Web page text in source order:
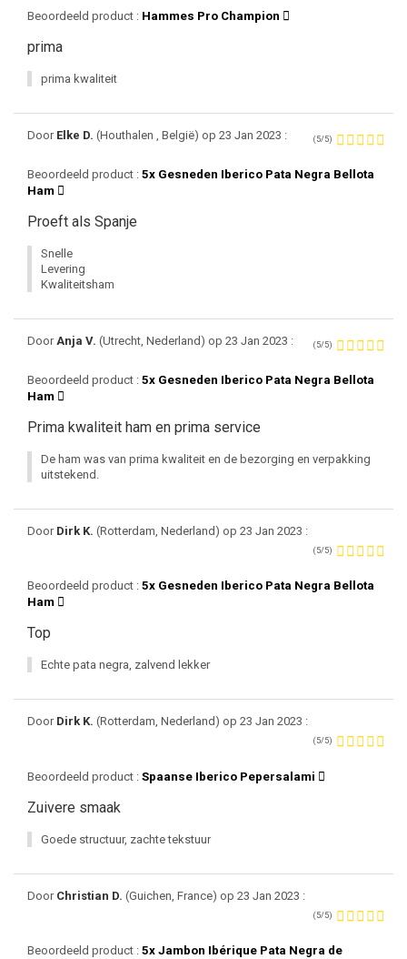
Beoordeeld product : Hammes Pro Champion
prima
prima kwaliteit
Door Elke D. (Houthalen , België) op 23 Jan 2023 : (5/5)
Beoordeeld product : 5x Gesneden Iberico Pata Negra Bellota
Ham
Proeft als Spanje
Snelle
Levering
Kwaliteitsham
DoorAnja V. (Utrecht, Nederland) op 23 Jan 2023 : (5/5)
Beoordeeld product : 5x Gesneden Iberico Pata Negra Bellota
Ham
Prima kwaliteit ham en prima service
De ham was van prima kwaliteit en de bezorging en verpakking
uitstekend.
Door Dirk K. (Rotterdam, Nederland) op 23 Jan 2023 :
(5/5)
Beoordeeld product : 5x Gesneden Iberico Pata Negra Bellota
Ham
Top
Echte pata negra, zalvend lekker
Door Dirk K. (Rotterdam, Nederland) op 23 Jan 2023 :
(5/5)
Beoordeeld product : Spaanse Iberico Pepersalami
Zuivere smaak
Goede structuur, zachte tekstuur
Door Christian D. (Guichen, France) op 23 Jan 2023 :
(5/5)
Beoordeeld product : 5x Jambon Ibérique Pata Negra de